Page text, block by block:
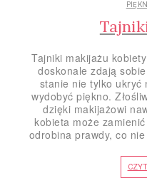
Tajniki makijażu
doskonale zdają
stanie nie tylko ukryć
wydobyć piękno.
dzięki makijażowi
kobieta może
odrobina prawdy, co